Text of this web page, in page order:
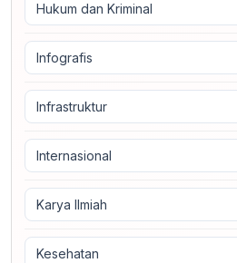
Hukum dan Kriminal
Infografis
Infrastruktur
Internasional
Karya Ilmiah
Kesehatan